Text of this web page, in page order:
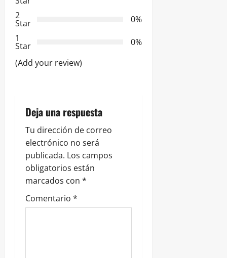
n
d
e
e
t
r
a
d
a
2
Star
0%
1
Star
0%
(Add your review)
Deja una respuesta
Tu dirección de correo
electrónico no será
publicada. Los campos
obligatorios están
marcados con *
Comentario *